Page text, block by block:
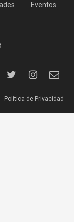
Eventos
Política de Privacidad